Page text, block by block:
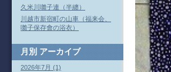
久米川囃子連（半纏）
川越市新宿町の山車（福来会、
囃子保存會の浴衣）
月別アーカイブ
2026年7月 (1)